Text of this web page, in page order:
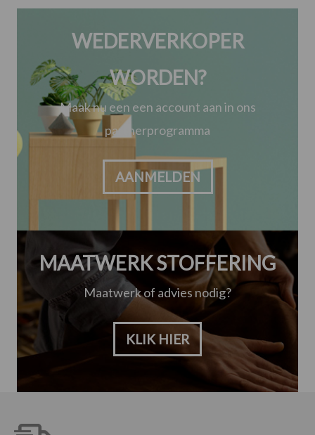
WEDERVERKOPER
WORDEN?
Maak nu een een account aan in ons
partnerprogramma
AANMELDEN
MAATWERK STOFFERING
Maatwerk of advies nodig?
KLIK HIER